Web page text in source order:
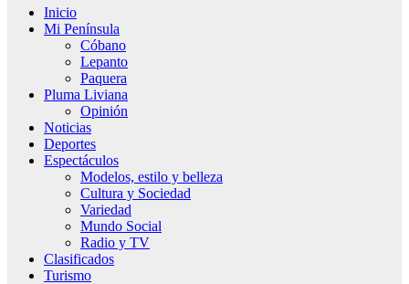
Inicio
Mi Península
Cóbano
Lepanto
Paquera
Pluma Liviana
Opinión
Noticias
Deportes
Espectáculos
Modelos, estilo y belleza
Cultura y Sociedad
Variedad
Mundo Social
Radio y TV
Clasificados
Turismo